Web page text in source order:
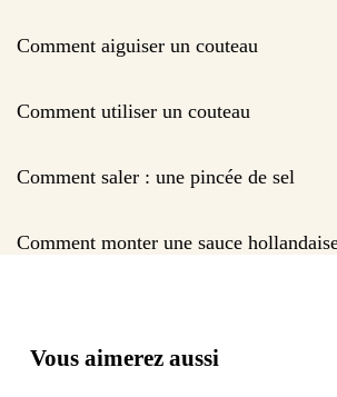
Comment aiguiser un couteau
Comment utiliser un couteau
Comment saler : une pincée de sel
Comment monter une sauce
Vous aimerez aussi